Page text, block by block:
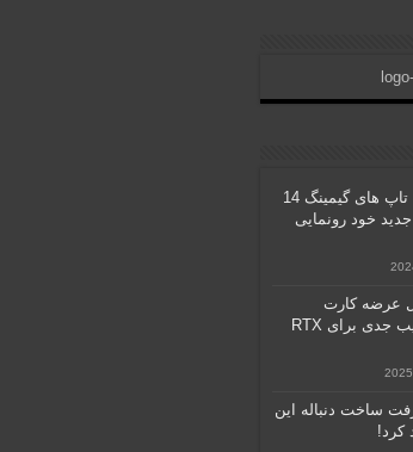
ایسر از لپ تاپ های گیمینگ 14
جدید خود رونمایی
عرضه کارت
گرافیک، رقیب جدی برای RTX
ساخت دنباله این
کرد!